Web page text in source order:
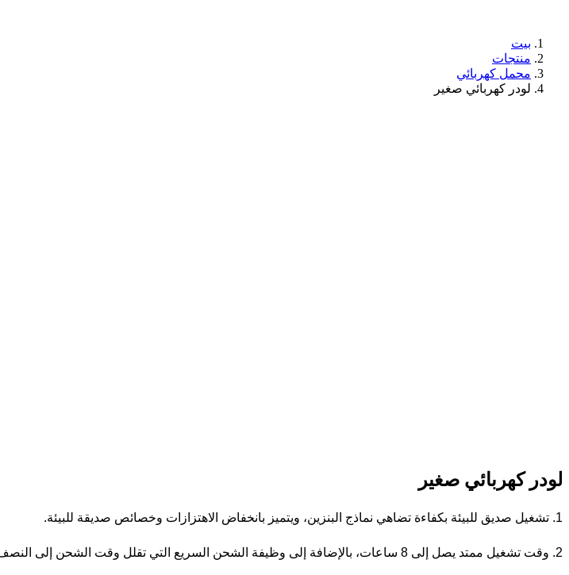
بيت
منتجات
محمل كهربائي
لودر كهربائي صغير
لودر كهربائي صغير
1. تشغيل صديق للبيئة بكفاءة تضاهي نماذج البنزين، ويتميز بانخفاض الاهتزازات وخصائص صديقة للبيئة.
2. وقت تشغيل ممتد يصل إلى 8 ساعات، بالإضافة إلى وظيفة الشحن السريع التي تقلل وقت الشحن إلى النصف.